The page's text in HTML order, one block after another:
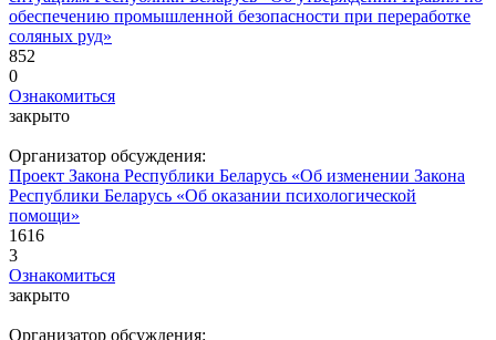
обеспечению промышленной безопасности при переработке
соляных руд»
852
0
Ознакомиться
закрыто
Организатор обсуждения:
Проект Закона Республики Беларусь «Об изменении Закона
Республики Беларусь «Об оказании психологической
помощи»
1616
3
Ознакомиться
закрыто
Организатор обсуждения: